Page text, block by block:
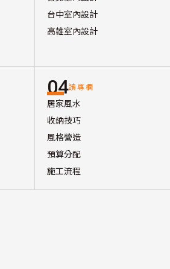
台中室內設計
高雄室內設計
04讀專欄
居家風水
收納技巧
風格營造
預算分配
施工流程